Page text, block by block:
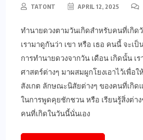
TATONT APRIL 12, 2025
ทำนายดวงตามวันเกิดสำหรับคนที่เกิด
เรามาดูกันว่า เขา หรือ เธอ คนนี้ จะเ
การทำนายดวงจากวัน เดือน เกิดนั้น เ
ศาสตร์ต่างๆ มาผสมผูกโยงเอาไว้เพื่อใ
สังเกต ลักษณะนิสัยต่างๆ ของคนที่เกิด
ในการพูดคุยชักชวน หรือ เรียนรู้สิ่งต่า
คนที่เกิดในวันนี้นั่นเอง